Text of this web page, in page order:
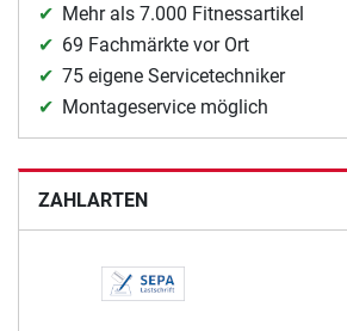
Mehr als 7.000 Fitnessartikel
69 Fachmärkte vor Ort
75 eigene Servicetechniker
Montageservice möglich
ZAHLARTEN